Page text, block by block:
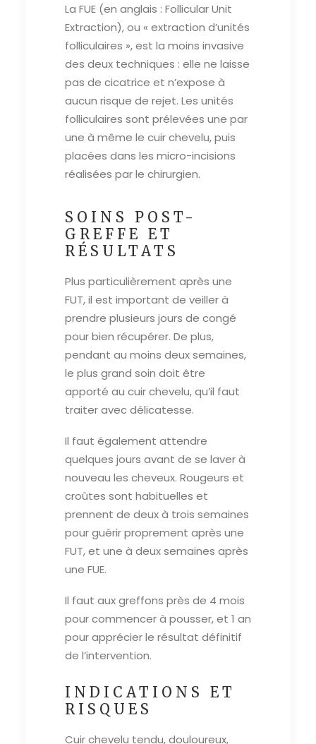
La FUE (en anglais : Follicular Unit
Extraction), ou « extraction d’unités
folliculaires », est la moins invasive
des deux techniques : elle ne laisse
pas de cicatrice et n’expose à
aucun risque de rejet. Les unités
folliculaires sont prélevées une par
une à même le cuir chevelu, puis
placées dans les micro-incisions
réalisées par le chirurgien.
SOINS POST-
GREFFE ET
RÉSULTATS
Plus particulièrement après une
FUT, il est important de veiller à
prendre plusieurs jours de congé
pour bien récupérer. De plus,
pendant au moins deux semaines,
le plus grand soin doit être
apporté au cuir chevelu, qu’il faut
traiter avec délicatesse.
Il faut également attendre
quelques jours avant de se laver à
nouveau les cheveux. Rougeurs et
croûtes sont habituelles et
prennent de deux à trois semaines
pour guérir proprement après une
FUT, et une à deux semaines après
une FUE.
Il faut aux greffons près de 4 mois
pour commencer à pousser, et 1 an
pour apprécier le résultat définitif
de l’intervention.
INDICATIONS ET
RISQUES
Cuir chevelu tendu, douloureux,